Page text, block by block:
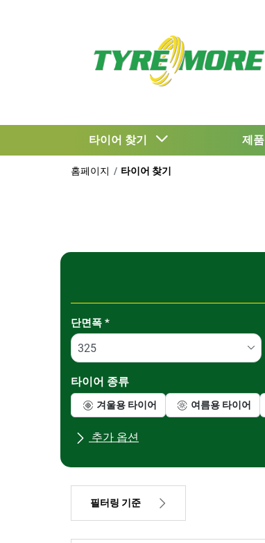
타이어 찾기 제품
홈페이지 타이어 찾기
Tab updated: 사이즈로 찾기
단면폭 *
타이어 종류
겨울용 타이어 여름용 타이어
추가 옵션
필터링 기준